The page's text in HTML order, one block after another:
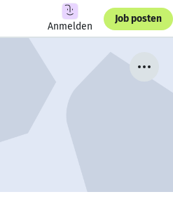
Anmelden
Job posten